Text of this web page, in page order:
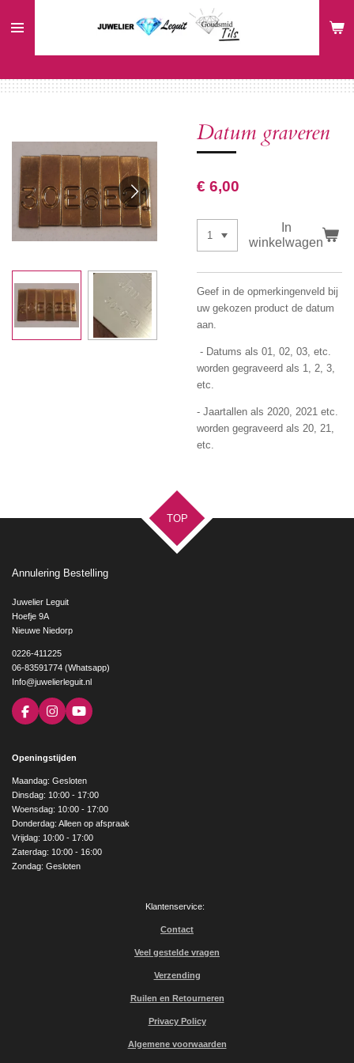
direct
hoofdinhoud
Datum graveren
€ 6,00
In
winkelwagen
Geef in de opmerkingenveld bij
uw gekozen product de datum
aan.
- Datums als 01, 02, 03, etc.
worden gegraveerd als 1, 2, 3,
etc.
- Jaartallen als 2020, 2021 etc.
worden gegraveerd als 20, 21,
etc.
TOP
Annulering Bestelling
Juwelier Leguit
Hoefje 9A
Nieuwe Niedorp
0226-411225
06-83591774 (Whatsapp)
Info@juwelierleguit.nl
F
a
b
o
k
I
n
a
g
r
a
m
Y
o
e
Openingstijden
Maandag: Gesloten
Dinsdag: 10:00 - 17:00
Woensdag: 10:00 - 17:00
Donderdag: Alleen op afspraak
Vrijdag: 10:00 - 17:00
Zaterdag: 10:00 - 16:00
Zondag: Gesloten
Klantenservice:
Contact
Veel gestelde vragen
Verzending
Ruilen en Retourneren
Privacy Policy
Algemene voorwaarden